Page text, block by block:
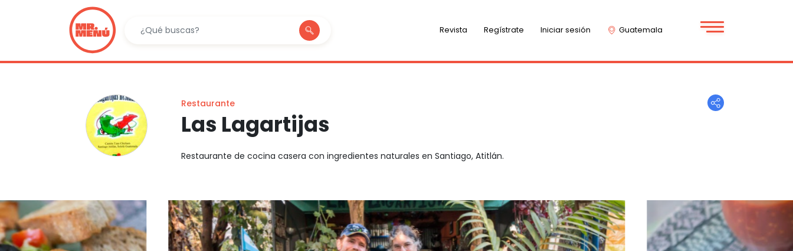
Revista Regístrate Iniciar sesión Guatemala
Restaurante
Las Lagartijas
Restaurante de cocina casera con ingredientes naturales en Santiago, Atitlán.